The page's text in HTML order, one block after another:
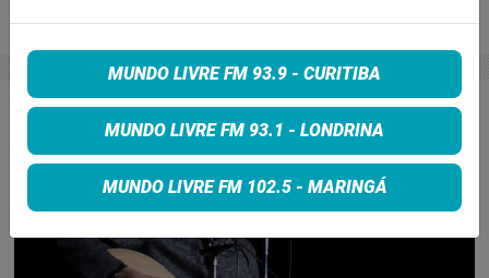
MUNDO LIVRE FM 93.9 - CURITIBA
MUNDO LIVRE FM 93.1 - LONDRINA
MUNDO LIVRE FM 102.5 - MARINGÁ